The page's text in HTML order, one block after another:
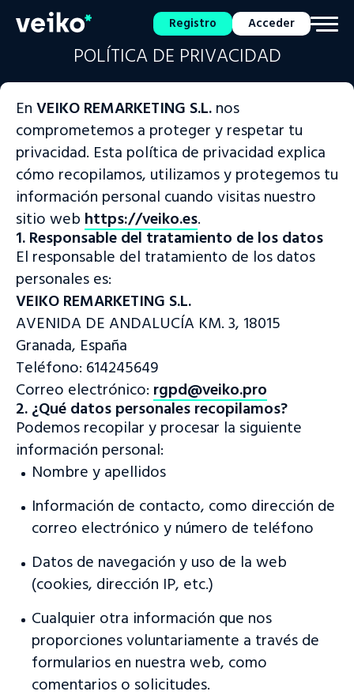
Registro Acceder
POLÍTICA DE PRIVACIDAD
EnVEIKO REMARKETING S.L.nos
comprometemos a proteger y respetar tu
privacidad. Esta política de privacidad explica
cómo recopilamos, utilizamos y protegemos tu
información personal cuando visitas nuestro
sitio web https://veiko.es.
1. Responsable del tratamiento de los datos
El responsable del tratamiento de los datos
personales es:
VEIKO REMARKETING S.L.
AVENIDA DE ANDALUCÍA KM. 3, 18015
Granada, España
Teléfono: 614245649
Correo electrónico: rgpd@veiko.pro
2. ¿Qué datos personales recopilamos?
Podemos recopilar y procesar la siguiente
información personal:
Nombre y apellidos
Información de contacto, como dirección de
correo electrónico y número de teléfono
Datos de navegación y uso de la web
(cookies, dirección IP, etc.)
Cualquier otra información que nos
proporciones voluntariamente a través de
formularios en nuestra web, como
comentarios o solicitudes.